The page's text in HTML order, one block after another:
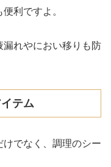
利ですよ。
漏れやにおい移りも防
テム
でなく、調理のシー